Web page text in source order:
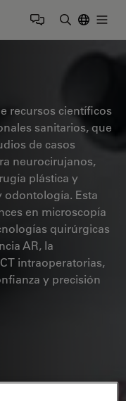
recursos científicos
sanitarios, que
de casos
neurocirujanos,
plástica y
Esta
en microscopía
quirúrgicas
AR, la
intraoperatorias,
y precisión